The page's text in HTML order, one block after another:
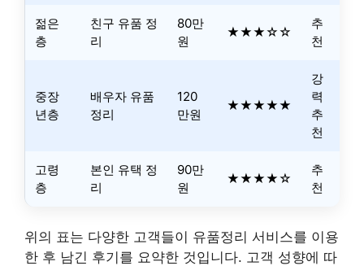
젊은
층
친구 유품 정
리
80만
원
★★★☆☆
추
천
중장
년층
배우자 유품
정리
120
만원
★★★★★
강
력
추
천
고령
층
본인 유택 정
리
90만
원
★★★★☆
추
천
위의 표는 다양한 고객들이 유품정리 서비스를 이용
한 후 남긴 후기를 요약한 것입니다. 고객 성향에 따